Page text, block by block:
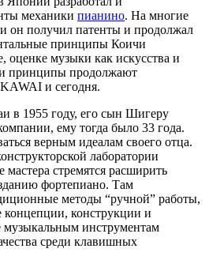
механики пианино. На многие
он получил патенты и продолжал
принципы Коичи
оценке музыки как искусства и
принципы продолжают
и сегодня.
в 1955 году, его сын Шигеру
ему тогда было 33 года.
верным идеалам своего отца.
лаборатории
стремятся расширить
фортепиано. Там
методы “ручной” работы,
концепции, конструкции и
инструментам
среди клавишных